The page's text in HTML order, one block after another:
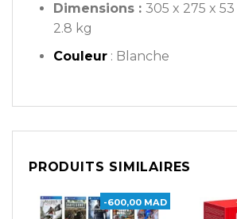
Dimensions : 305 x 275 x
2.8 kg
Couleur: Blanche
PRODUITS SIMILAIRES
-600,00 MAD